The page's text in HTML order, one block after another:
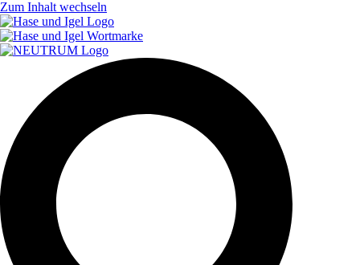
Zum Inhalt wechseln